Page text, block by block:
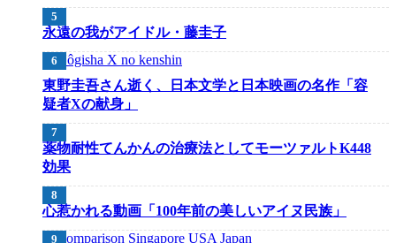
永遠の我がアイドル・藤圭子
東野圭吾さん逝く、日本文学と日本映画の名作「容
疑者Xの献身」
薬物耐性てんかんの治療法としてモーツァルトK448
効果
心惹かれる動画「100年前の美しいアイヌ民族」